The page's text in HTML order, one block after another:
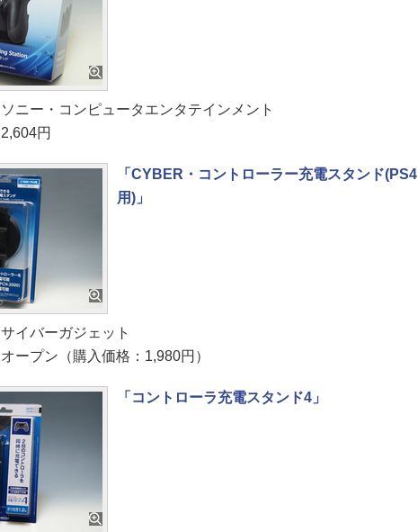
ソニー・コンピュータエンタテインメント
2,604円
「CYBER・コントローラー充電スタンド(PS4
用)」
サイバーガジェット
オープン（購入価格：1,980円）
「コントローラ充電スタンド4」